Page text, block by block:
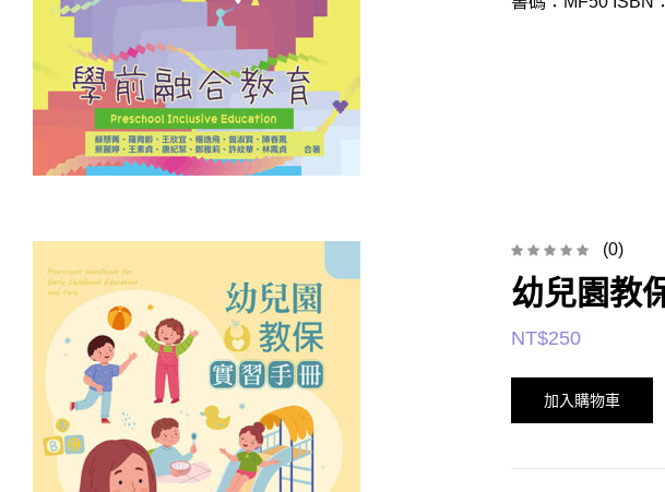
(0)
幼兒園教
NT$250
加入購物車